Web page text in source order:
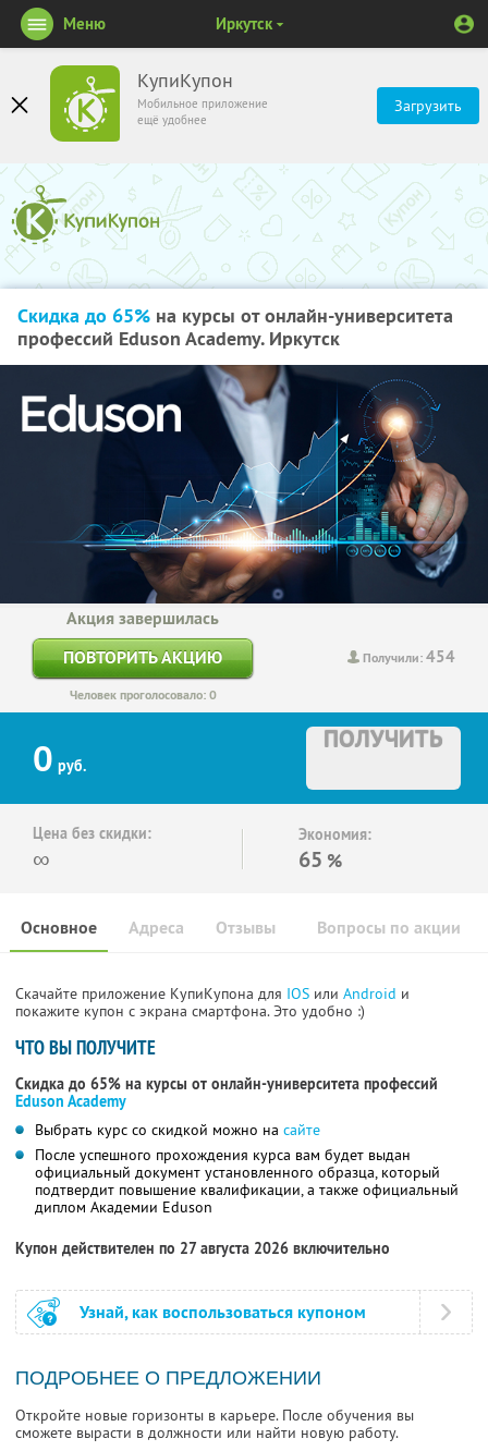
КупиКупон
Мобильное приложение
ещё удобнее
Загрузить
Меню Иркутск
Скидка до 65% на курсы от онлайн-университета
профессий Eduson Academy. Иркутск
Получили:454
Акция завершилась
ПОВТОРИТЬ АКЦИЮ
Человек проголосовало: 0
0 руб.
ПОЛУЧИТЬ
Цена без скидки:
∞
Экономия:
65 %
Основное Отзывы Вопросы по акции
Адреса
Скачайте приложение КупиКупона для IOS или Android и
покажите купон с экрана смартфона. Это удобно :)
ЧТО ВЫ ПОЛУЧИТЕ
Скидка до 65% на курсы от онлайн-университета профессий
Eduson Academy
Выбрать курс со скидкой можно на сайте
После успешного прохождения курса вам будет выдан
официальный документ установленного образца, который
подтвердит повышение квалификации, а также официальный
диплом Академии Eduson
Купон действителен по 27 августа 2026 включительно
Узнай, как воспользоваться купоном
ПОДРОБНЕЕ О ПРЕДЛОЖЕНИИ
Откройте новые горизонты в карьере. После обучения вы
сможете вырасти в должности или найти новую работу.